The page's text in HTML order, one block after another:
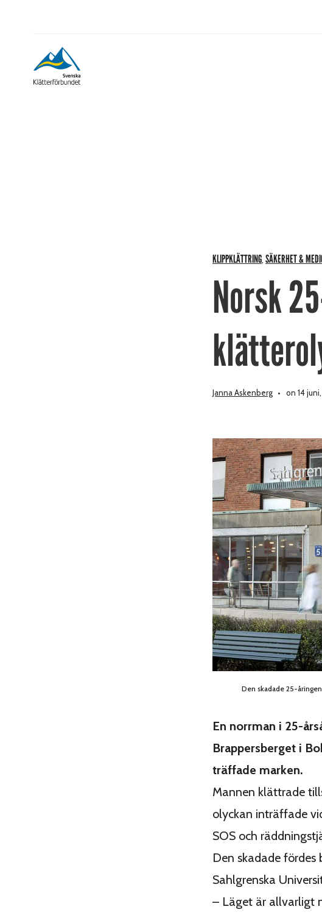
KLIPPKLÄTTRING SÄKERHET &
Norsk
Janna Askenberg on 14
Den skadade 25-
En norrman i 25-
Brappersberget i
träffade marken.
Mannen klättrade
olyckan inträffade
SOS och
Den skadade
Sahlgrenska
– Läget är allvarligt